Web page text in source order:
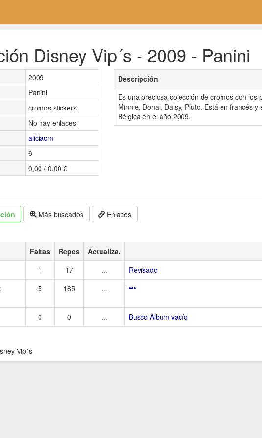
Disney Vip´s - 2009 - Panini
2009
Panini
cromos stickers
No hay enlaces
aliciacm
6
0,00 / 0,00 €
Descripción
Es una preciosa colección de cromos con los
Minnie, Donal, Daisy, Pluto. Está en francés
Bélgica en el año 2009.
Más buscados Enlaces
Faltas Repes Actualiza.
1 17 ...
Revisado
5 185 ...
0 0 ... Busco Album vacío
Vip´s